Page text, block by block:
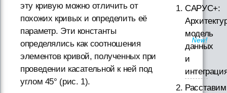
эту кривую можно отличить от
похожих кривых и определить её
параметр. Эти константы
определялись как соотношения
элементов кривой, полученных при
проведении касательной к ней под
углом 45° (рис. 1).
САРУС+:
модель
данных
и
Расставим